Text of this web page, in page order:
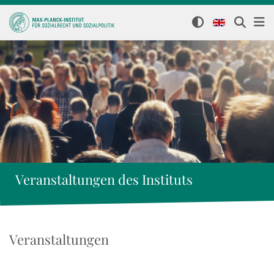
Veranstaltungen des Instituts
Veranstaltungen